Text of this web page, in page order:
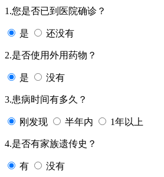
1.您是否已到医院确诊？
是 还没有
2.是否使用外用药物？
是 没有
3.患病时间有多久？
刚发现 半年内 1年以上
4.是否有家族遗传史？
有 没有